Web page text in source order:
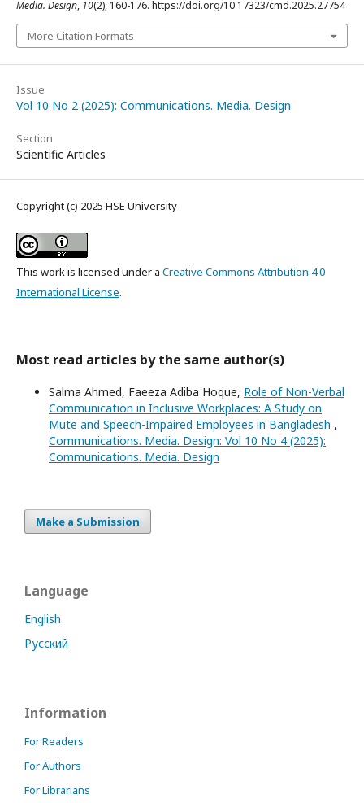
Media. Design, 10(2), 160-176. https://doi.org/10.17323/cmd.2025.27754
More Citation Formats
Issue
Vol 10 No 2 (2025): Communications. Media. Design
Section
Scientific Articles
Copyright (c) 2025 HSE University
This work is licensed under a Creative Commons Attribution 4.0
International License.
Most read articles by the same author(s)
Salma Ahmed, Faeeza Adiba Hoque, Role of Non-Verbal
Communication in Inclusive Workplaces: A Study on
Mute and Speech-Impaired Employees in Bangladesh ,
Communications. Media. Design: Vol 10 No 4 (2025):
Communications. Media. Design
Make a Submission
Language
English
Русский
Information
For Readers
For Authors
For Librarians